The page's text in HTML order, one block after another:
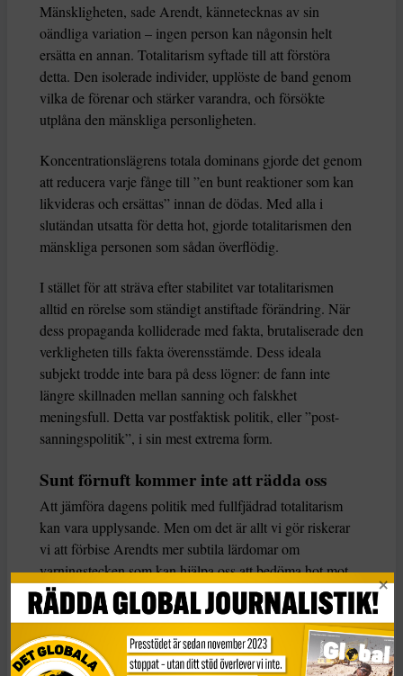
Mänskligheten, sade Arendt, kännetecknas av sin
oändliga variation – ingen person kan någonsin helt
ersätta en annan. Totalitarism syftade till att förstöra
detta. Den isolerade individer, upplöste de band genom
vilka de förenar och stärker varandra, och försökte
utplåna den mänskliga personligheten.
Koncentrationslägrens totala dominans gjorde det genom
att reducera varje fånge till ”en bunt reaktioner som kan
likvideras och ersättas” innan de dödas. Med alla i
slutändan utsatta för detta hot, gjorde totalitarismen den
mänskliga personen som sådan överflödig.
I stället för att sträva efter stabilitet var totalitarismen
alltid en rörelse som ständigt anstiftade förändring. När
dess propaganda kolliderade med fakta, brutaliserade den
verkligheten tills fakta överensstämde. Dess ideala
subjekt trodde inte bara på dess lögner: de fann inte
längre skillnaden mellan sanning och falskhet
meningsfull. Detta var postfaktisk politik, eller ”post-
sanningspolitik”, i sin mest extrema form.
Sunt förnuft kommer inte att rädda oss
Att jämföra dagens politik med fullfjädrad totalitarism
kan vara upplysande. Men om det är allt vi gör riskerar
vi att förbise Arendts mer subtila lärdomar om
varningstecken som kan hjälpa oss att bedöma hot mot
demokratin.
Det första är att politisk katastrof inte alltid kännetecknas
av stora frågor, utan uppstår när till synes triviala